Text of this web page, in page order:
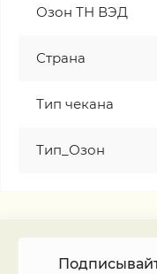
Озон ТН ВЭД
Страна
Тип чекана
Тип_Озон